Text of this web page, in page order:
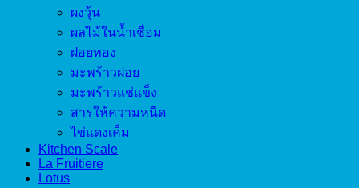
ผงวุ้น
ผลไม้ในน้ำเชื่อม
ฝอยทอง
มะพร้าวฝอย
มะพร้าวแช่แข็ง
สารให้ความหนืด
ไข่แดงเค็ม
Kitchen Scale
La Fruitiere
Lotus